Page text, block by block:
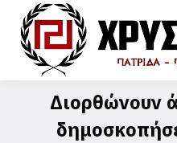
Διορθώνουν